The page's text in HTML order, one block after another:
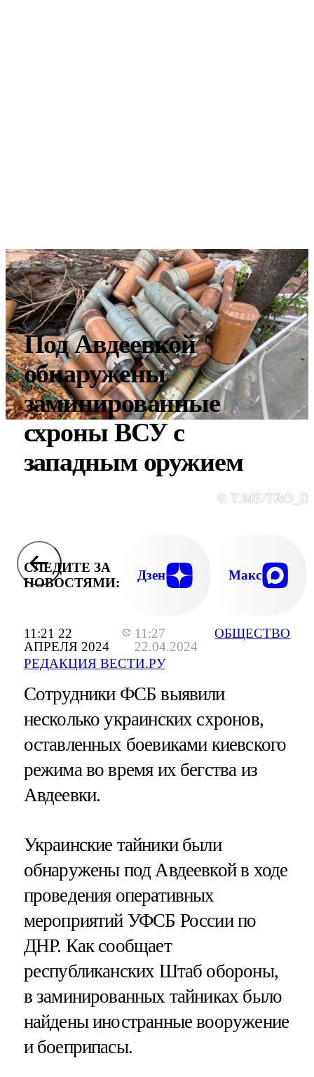
11:21 22
АПРЕЛЯ 2024
11:27
22.04.2024
РЕДАКЦИЯ ВЕСТИ.РУ
ОБЩЕСТВО
Под Авдеевкой
обнаружены
заминированные
схроны ВСУ с
западным оружием
© T.ME/
СЛЕДИТЕ ЗА
НОВОСТЯМИ:
Дзен Макс
Сотрудники ФСБ выявили
несколько украинских схронов,
оставленных боевиками киевского
режима во время их бегства из
Авдеевки.
Украинские тайники были
обнаружены под Авдеевкой в ходе
проведения оперативных
мероприятий УФСБ России по
ДНР. Как сообщает
республиканских Штаб обороны,
в заминированных тайниках было
найдены иностранные вооружение
и боеприпасы.